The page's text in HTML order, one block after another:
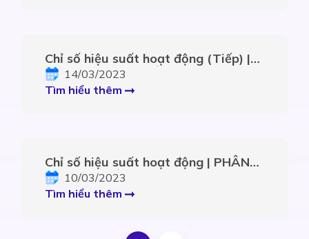
Chỉ số hiệu suất hoạt động (Tiếp) |
PHÂN TÍCH CHỈ SỐ TÀI CHÍNH –
Phần 4.1
14/03/2023
Tìm hiểu thêm
Chỉ số hiệu suất hoạt động | PHÂN
TÍCH CHỈ SỐ TÀI CHÍNH – Phần 4
10/03/2023
Tìm hiểu thêm